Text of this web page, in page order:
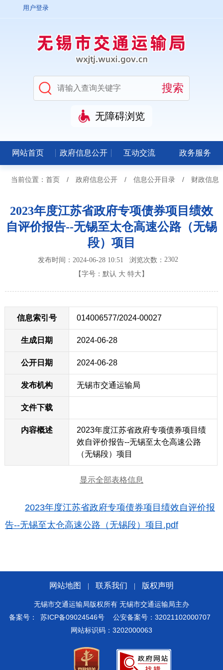
用户登录
无障碍浏览
网站首页 政府信息公开 互动交流 政务服务
当前位置： 首页 / 政府信息公开 / 信息公开目录 / 财政信息
2023年度江苏省政府专项债券项目绩效
自评价报告--无锡至太仓高速公路（无锡
段）项目
发布时间：2024-06-28 10:51浏览次数：2302
【字号： 默认 大 特大 】
信息索引号 014006577/2024-00027
生成日期 2024-06-28
公开日期 2024-06-28
发布机构 无锡市交通运输局
文件下载
内容概述
2023年度江苏省政府专项债券项目绩
效自评价报告--无锡至太仓高速公路
（无锡段）项目
显示全部表格信息
2023年度江苏省政府专项债券项目绩效自评价报
告--无锡至太仓高速公路（无锡段）项目.pdf
网站地图 联系我们 版权声明
无锡市交通运输局版权所有 无锡市交通运输局主办
备案号：
苏ICP备09024546号
公安备案号：32021102000707
网站标识码：3202000063